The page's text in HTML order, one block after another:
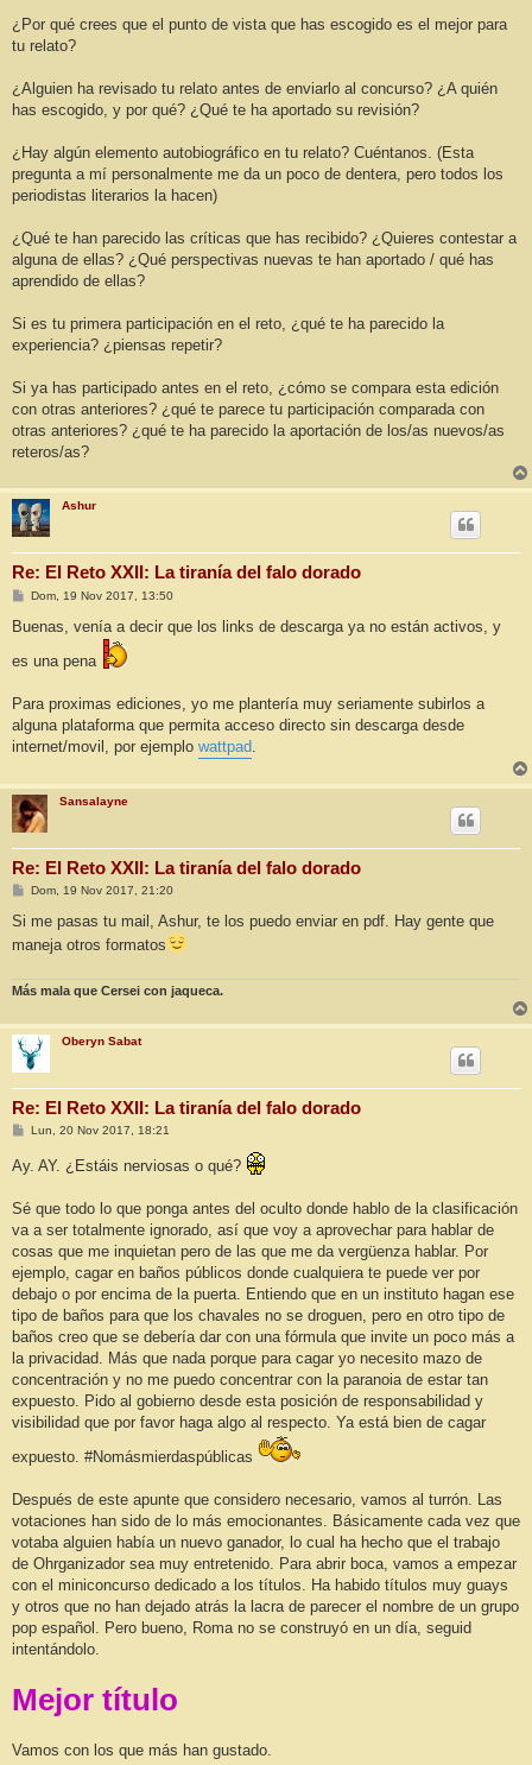
¿Por qué crees que el punto de vista que has escogido es el mejor para
tu relato?
¿Alguien ha revisado tu relato antes de enviarlo al concurso? ¿A quién
has escogido, y por qué? ¿Qué te ha aportado su revisión?
¿Hay algún elemento autobiográfico en tu relato? Cuéntanos. (Esta
pregunta a mí personalmente me da un poco de dentera, pero todos los
periodistas literarios la hacen)
¿Qué te han parecido las críticas que has recibido? ¿Quieres contestar a
alguna de ellas? ¿Qué perspectivas nuevas te han aportado / qué has
aprendido de ellas?
Si es tu primera participación en el reto, ¿qué te ha parecido la
experiencia? ¿piensas repetir?
Si ya has participado antes en el reto, ¿cómo se compara esta edición
con otras anteriores? ¿qué te parece tu participación comparada con
otras anteriores? ¿qué te ha parecido la aportación de los/as nuevos/as
reteros/as?
Ashur
Re: El Reto XXII: La tiranía del falo dorado
M
n
j
Dom, 19 Nov 2017, 13:50
Buenas, venía a decir que los links de descarga ya no están activos, y
es una pena
Para proximas ediciones, yo me plantería muy seriamente subirlos a
alguna plataforma que permita acceso directo sin descarga desde
internet/movil, por ejemplo wattpad
Sansalayne
Re: El Reto XXII: La tiranía del falo dorado
M
n
a
Dom, 19 Nov 2017, 21:20
Si me pasas tu mail, Ashur, te los puedo enviar en pdf. Hay gente que
maneja otros formatos
Más mala que Cersei con jaqueca.
Oberyn Sabat
Re: El Reto XXII: La tiranía del falo dorado
M
s
j
e
Lun, 20 Nov 2017, 18:21
Ay. AY. ¿Estáis nerviosas o qué?
Sé que todo lo que ponga antes del oculto donde hablo de la clasificación
va a ser totalmente ignorado, así que voy a aprovechar para hablar de
cosas que me inquietan pero de las que me da vergüenza hablar. Por
ejemplo, cagar en baños públicos donde cualquiera te puede ver por
debajo o por encima de la puerta. Entiendo que en un instituto hagan ese
tipo de baños para que los chavales no se droguen, pero en otro tipo de
baños creo que se debería dar con una fórmula que invite un poco más a
la privacidad. Más que nada porque para cagar yo necesito mazo de
concentración y no me puedo concentrar con la paranoia de estar tan
expuesto. Pido al gobierno desde esta posición de responsabilidad y
visibilidad que por favor haga algo al respecto. Ya está bien de cagar
expuesto. #Nomásmierdaspúblicas
Después de este apunte que considero necesario, vamos al turrón. Las
votaciones han sido de lo más emocionantes. Básicamente cada vez que
votaba alguien había un nuevo ganador, lo cual ha hecho que el trabajo
de Ohrganizador sea muy entretenido. Para abrir boca, vamos a empezar
con el miniconcurso dedicado a los títulos. Ha habido títulos muy guays
y otros que no han dejado atrás la lacra de parecer el nombre de un grupo
pop español. Pero bueno, Roma no se construyó en un día, seguid
intentándolo.
Mejor título
Vamos con los que más han gustado.